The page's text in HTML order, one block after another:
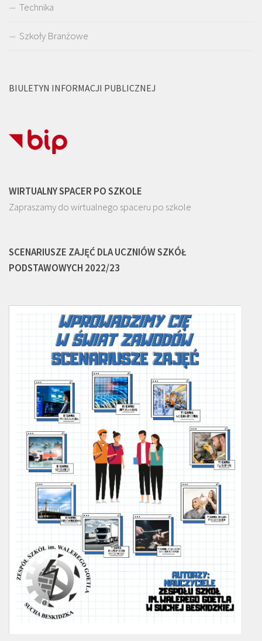
Technika
Szkoły Branżowe
BIULETYN INFORMACJI PUBLICZNEJ
WIRTUALNY SPACER PO SZKOLE
Zapraszamy do wirtualnego spaceru po szkole
SCENARIUSZE ZAJĘĆ DLA UCZNIÓW SZKÓŁ
PODSTAWOWYCH 2022/23